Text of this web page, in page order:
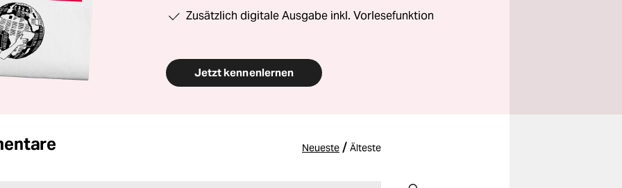
Zusätzlich digitale Ausgabe inkl. Vorlesefunktion
Jetzt kennenlernen
Neueste / Älteste